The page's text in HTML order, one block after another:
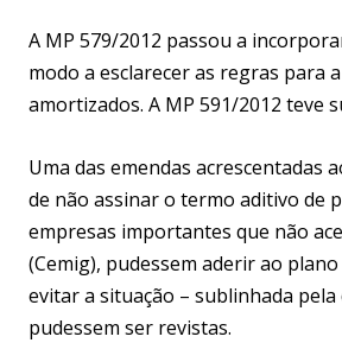
A MP 579/2012 passou a
modo a esclarecer as regras para
amortizados. A MP 591/2012 teve
Uma das emendas acrescentadas
de não assinar o termo aditivo de
empresas importantes que não
(Cemig), pudessem aderir ao
evitar a situação – sublinhada
pudessem ser revistas.